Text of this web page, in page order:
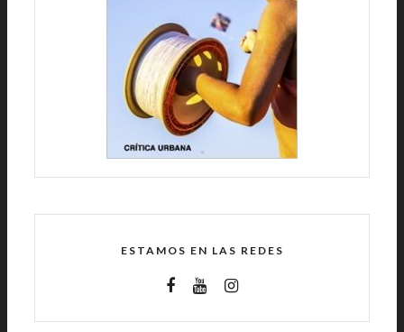
ESTAMOS EN LAS REDES